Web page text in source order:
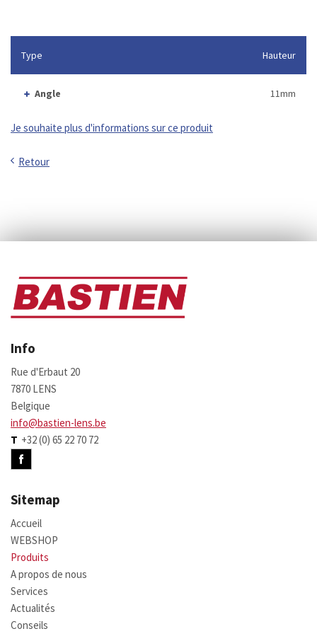
Type Hauteur
Angle 11mm
Je souhaite plus d'informations sur ce produit
Retour
Info
Rue d'Erbaut 20
7870 LENS
Belgique
info@bastien-lens.be
T +32 (0) 65 22 70 72
Sitemap
Accueil
WEBSHOP
Produits
A propos de nous
Services
Actualités
Conseils